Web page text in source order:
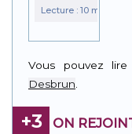
Vous pouvez
Desbrun.
+3 ON